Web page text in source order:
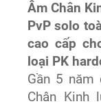
Âm Chân
PvP solo
cao cấp
loại PK
Gần 5 năm
Chân Kinh